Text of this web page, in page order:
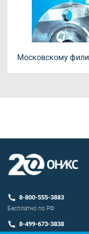
Московскому
8-800-555-3883
Бесплатно по РФ
8-499-673-3838